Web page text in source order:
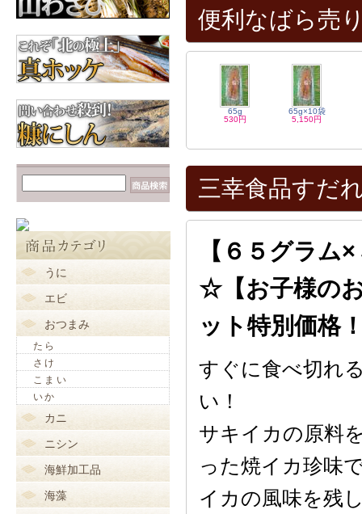
便利なばら売
65g
530円
65g×10袋
5,150円
三幸食品すだ
【６５グラム
☆【お子様の
ット特別価格
すぐに食べ切れ
い！
サキイカの原料
った焼イカ珍味
イカの風味を残
うに
エビ
おつまみ
たら
さけ
こまい
いか
カニ
ニシン
海鮮加工品
海藻